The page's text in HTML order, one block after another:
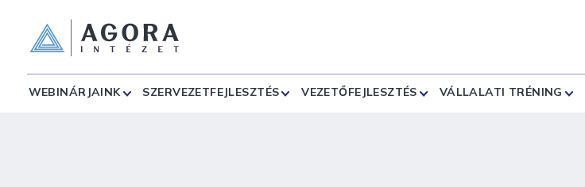
WEBINÁRJAINK SZERVEZETFEJLESZTÉS VEZETŐFEJLESZTÉS VÁLLALATI TRÉNING